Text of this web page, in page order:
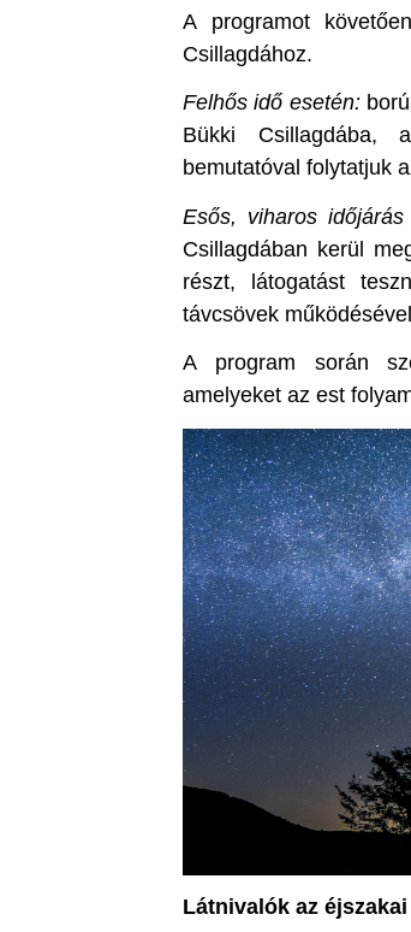
A programot
Csillagdához.
Felhős idő esetén:
Bükki Csillagdába,
bemutatóval folytatjuk
Esős, viharos időjárás
Csillagdában kerül
részt, látogatást
távcsövek
A program során
amelyeket az est
Látnivalók az